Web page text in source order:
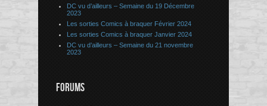
DC vu d’ailleurs – Semaine du 19 Décembre
2023
Les sorties Comics à braquer Février 2024
Les sorties Comics à braquer Janvier 2024
DC vu d’ailleurs – Semaine du 21 novembre
2023
FORUMS